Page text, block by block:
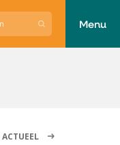
Menu
ACTUEEL